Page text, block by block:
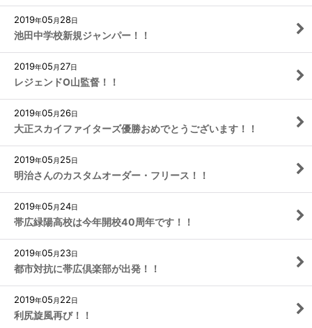
2019年05 月 28日
池田中学校新規ジャンパー！！
2019年05 月 27日
レジェンドO山監督！！
2019年05 月 26日
大正スカイファイターズ優勝おめでとうございます！！
2019年05 月 25日
明治さんのカスタムオーダー・フリース！！
2019年05 月 24日
帯広緑陽高校は今年開校40周年です！！
2019年05 月 23日
都市対抗に帯広倶楽部が出発！！
2019年05 月 22日
利尻旋風再び！！